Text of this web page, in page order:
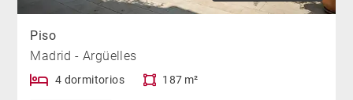
Piso
Madrid - Argüelles
4 dormitorios 187 m²